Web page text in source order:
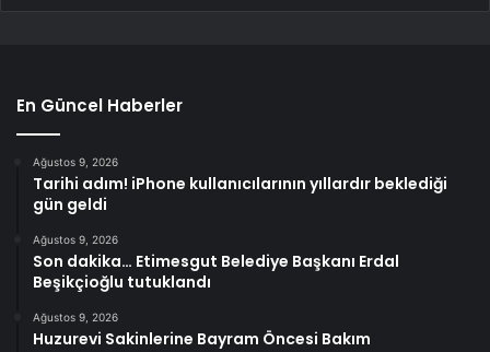
En Güncel Haberler
Ağustos 9, 2026
Tarihi adım! iPhone kullanıcılarının yıllardır beklediği
gün geldi
Ağustos 9, 2026
Son dakika… Etimesgut Belediye Başkanı Erdal
Beşikçioğlu tutuklandı
Ağustos 9, 2026
Huzurevi Sakinlerine Bayram Öncesi Bakım